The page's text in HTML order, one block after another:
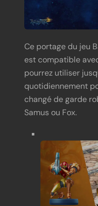
Ce portage du jeu
est compatible
pourrez utiliser
quotidiennement
changé de garde
Samus ou Fox.